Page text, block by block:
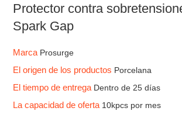
Protector contra
Spark Gap
Marca Prosurge
El origen de los productos Porcelana
El tiempo de entrega Dentro de 25 días
La capacidad de oferta 10kpcs por mes